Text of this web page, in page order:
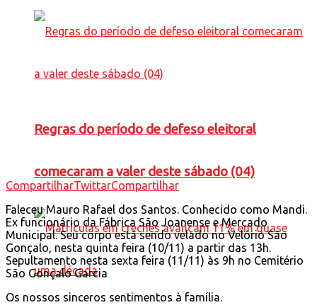
Regras do período de defeso eleitoral
comecaram a valer deste sábado (04)
CompartilharTwittarCompartilhar
Faleceu Mauro Rafael dos Santos. Conhecido como Mandi.
Ex funcionário da Fábrica São Joanense e Mercado
Municipal. Seu corpo está sendo velado no Velório São
Gonçalo, nesta quinta feira (10/11) a partir das 13h.
Sepultamento nesta sexta feira (11/11) às 9h no Cemitério
São Gonçalo Garcia
Os nossos sinceros sentimentos à família.